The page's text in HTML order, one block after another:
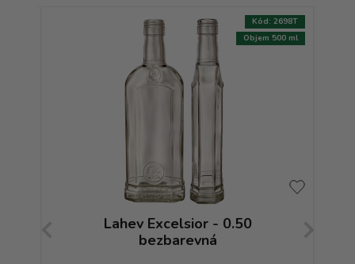
Lahev Excelsior - 0.50
bezbarevná
Objem 500 ml
Kód: 2698T